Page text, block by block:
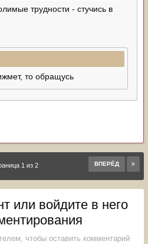
трудности - стучись в
то обращусь
ВПЕРЁД
1 из 2
или войдите в него
чтобы оставить комментарий